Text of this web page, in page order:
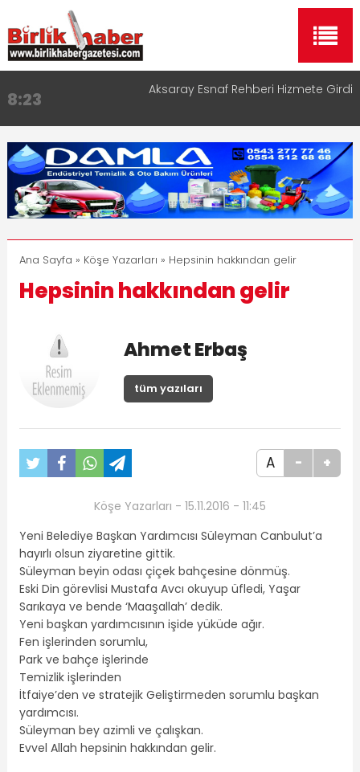
8:23 Aksaray Esnaf Rehberi Hizmete Girdi
11:30
Birlikhaber.com Yayın Hayatına Başladı | Hızlı ve
Akıllı Haber Platformu
13:33 Taşımacılıkta Dijital Devrim: Rota Sepetim
17:15
Aksaray OSB Bölge Müdürü Makam Koltuğunu
Çocuklara Bıraktı
16:00
Aksaray Esnaf Rehberi ile Google ve Yapay Zeka
Aramalarında Öne Çıkın
Ana Sayfa » Köşe Yazarları » Hepsinin hakkından gelir
Hepsinin hakkından gelir
Ahmet Erbaş
tüm yazıları
A - +
Köşe Yazarları - 15.11.2016 - 11:45
Yeni Belediye Başkan Yardımcısı Süleyman Canbulut’a
hayırlı olsun ziyaretine gittik.
Süleyman beyin odası çiçek bahçesine dönmüş.
Eski Din görevlisi Mustafa Avcı okuyup üfledi, Yaşar
Sarıkaya ve bende ‘Maaşallah’ dedik.
Yeni başkan yardımcısının işide yüküde ağır.
Fen işlerinden sorumlu,
Park ve bahçe işlerinde
Temizlik işlerinden
İtfaiye’den ve stratejik Geliştirmeden sorumlu başkan
yardımcısı.
Süleyman bey azimli ve çalışkan.
Evvel Allah hepsinin hakkından gelir.